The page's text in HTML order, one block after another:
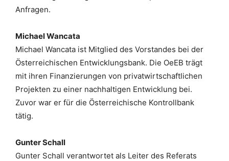
Anfragen.
Michael Wancata
Michael Wancata ist Mitglied des Vorstandes bei der
Österreichischen Entwicklungsbank. Die OeEB trägt
mit ihren Finanzierungen von privatwirtschaftlichen
Projekten zu einer nachhaltigen Entwicklung bei.
Zuvor war er für die Österreichische Kontrollbank
tätig.
Gunter Schall
Gunter Schall verantwortet als Leiter des Referats